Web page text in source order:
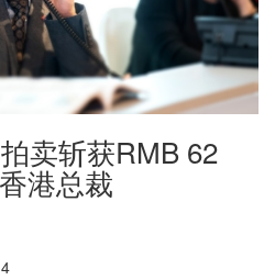
卖斩获RMB 62
港总裁